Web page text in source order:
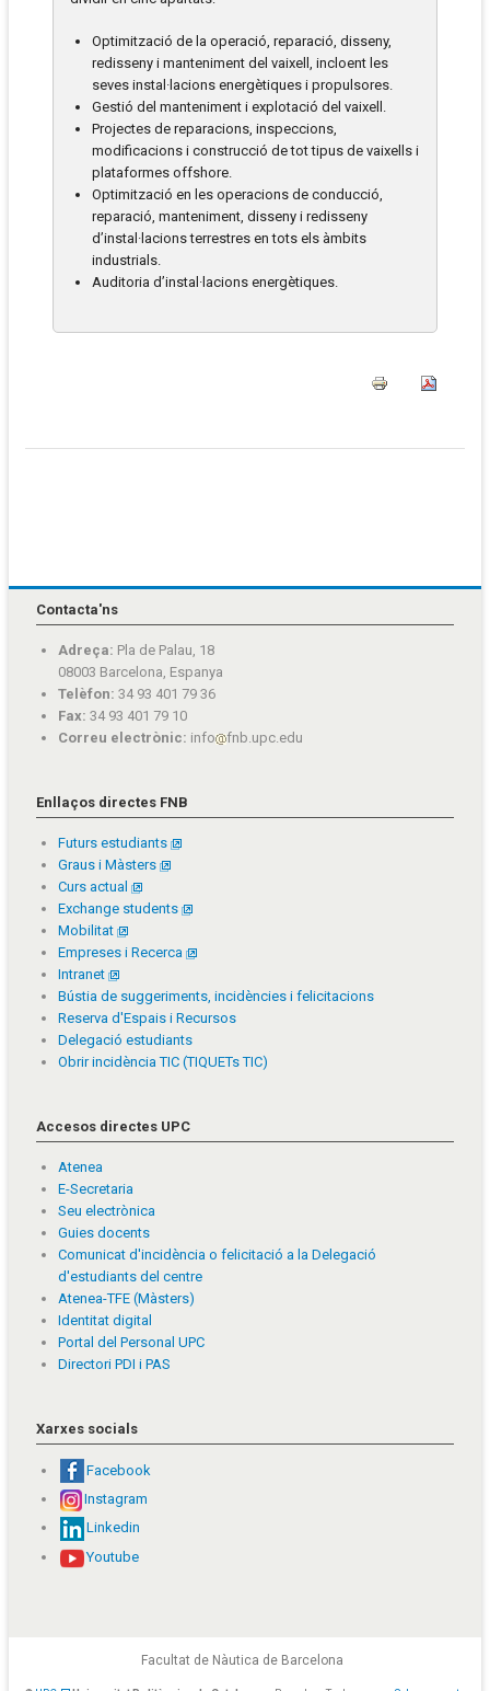
Optimització de la operació, reparació, disseny,
redisseny i manteniment del vaixell, incloent les
seves instal·lacions energètiques i propulsores.
Gestió del manteniment i explotació del vaixell.
Projectes de reparacions, inspeccions,
modificacions i construcció de tot tipus de vaixells i
plataformes offshore.
Optimització en les operacions de conducció,
reparació, manteniment, disseny i redisseny
d’instal·lacions terrestres en tots els àmbits
industrials.
Auditoria d’instal·lacions energètiques.
Contacta'ns
Adreça: Pla de Palau, 18
08003 Barcelona, Espanya
Telèfon: 34 93 401 79 36
Fax: 34 93 401 79 10
Correu electrònic: info fnb.upc.edu
Enllaços directes FNB
Futurs estudiants
Graus i Màsters
Curs actual
Exchange students
Mobilitat
Empreses i Recerca
Intranet
Bústia de suggeriments, incidències i felicitacions
Reserva d'Espais i Recursos
Delegació estudiants
Obrir incidència TIC (TIQUETs TIC)
Accesos directes UPC
Atenea
E-Secretaria
Seu electrònica
Guies docents
Comunicat d'incidència o felicitació a la Delegació
d'estudiants del centre
Atenea-TFE (Màsters)
Identitat digital
Portal del Personal UPC
Directori PDI i PAS
Xarxes socials
Facebook
Instagram
Linkedin
Youtube
Facultat de Nàutica de Barcelona